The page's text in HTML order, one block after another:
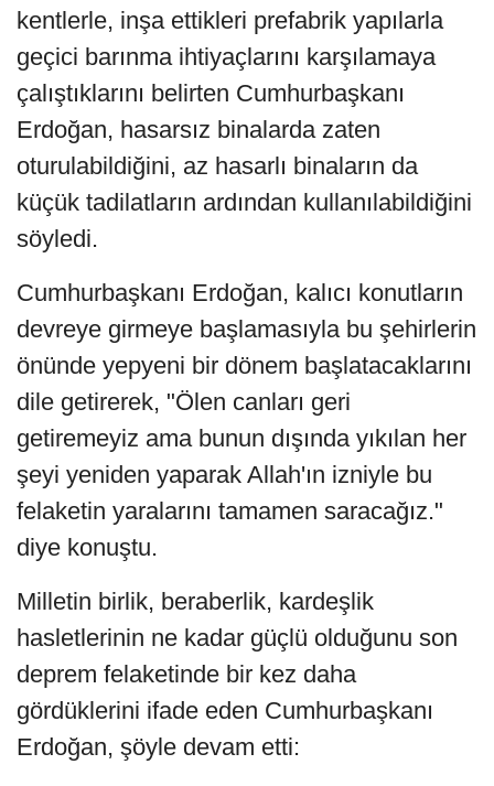
kentlerle, inşa ettikleri prefabrik yapılarla
geçici barınma ihtiyaçlarını karşılamaya
çalıştıklarını belirten Cumhurbaşkanı
Erdoğan, hasarsız binalarda zaten
oturulabildiğini, az hasarlı binaların da
küçük tadilatların ardından kullanılabildiğini
söyledi.
Cumhurbaşkanı Erdoğan, kalıcı konutların
devreye girmeye başlamasıyla bu şehirlerin
önünde yepyeni bir dönem başlatacaklarını
dile getirerek, "Ölen canları geri
getiremeyiz ama bunun dışında yıkılan her
şeyi yeniden yaparak Allah'ın izniyle bu
felaketin yaralarını tamamen saracağız."
diye konuştu.
Milletin birlik, beraberlik, kardeşlik
hasletlerinin ne kadar güçlü olduğunu son
deprem felaketinde bir kez daha
gördüklerini ifade eden Cumhurbaşkanı
Erdoğan, şöyle devam etti: